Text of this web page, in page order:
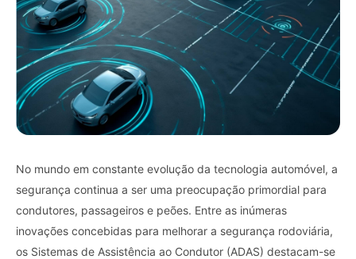
No mundo em constante evolução da tecnologia automóvel, a
segurança continua a ser uma preocupação primordial para
condutores, passageiros e peões. Entre as inúmeras
inovações concebidas para melhorar a segurança rodoviária,
os Sistemas de Assistência ao Condutor (ADAS) destacam-se